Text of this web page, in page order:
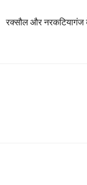
रक्सौल और नरकटियागंज